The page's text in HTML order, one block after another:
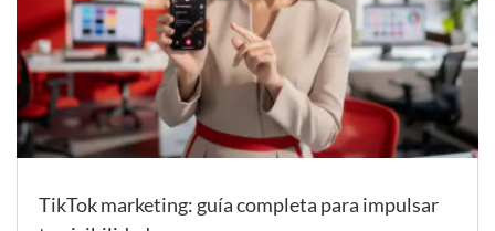
TikTok marketing: guía completa para impulsar